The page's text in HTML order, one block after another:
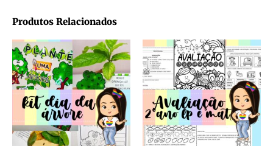
Produtos Relacionados